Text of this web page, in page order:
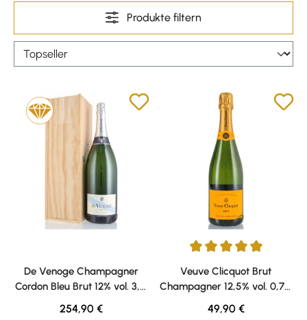
Produkte filtern
De Venoge Champagner
Cordon Bleu Brut 12% vol. 3,0l
Jéroboam
Regulärer Preis:
254,90 €
Durchschnittliche Bewertung
Veuve Clicquot Brut
Champagner 12,5% vol. 0,75l
Geschenkkarton
Regulärer Preis:
49,90 €